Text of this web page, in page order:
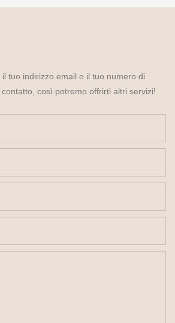
tuo indirizzo email o il tuo numero di
così potremo offrirti altri servizi!